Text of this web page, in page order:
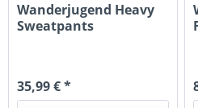
Wanderjugend Heavy
Sweatpants
35,99 € *